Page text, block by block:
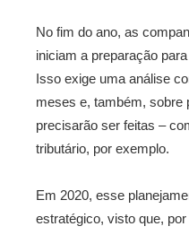
No fim do ano, as
iniciam a preparação
Isso exige uma análise
meses e, também,
precisarão ser feitas –
tributário, por exemplo.
Em 2020, esse
estratégico, visto que,